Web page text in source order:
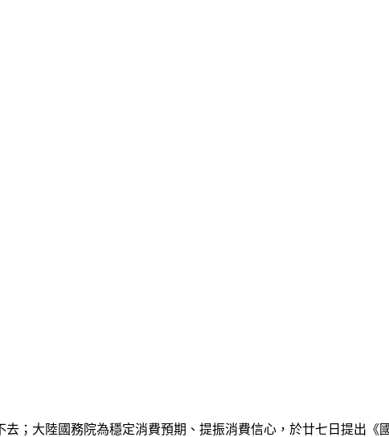
；大陸國務院為穩定消費預期、提振消費信心，於廿七日提出